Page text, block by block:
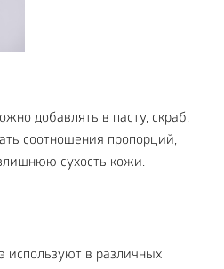
добавлять в пасту, скраб,
соотношения пропорций,
сухость кожи.
используют в различных